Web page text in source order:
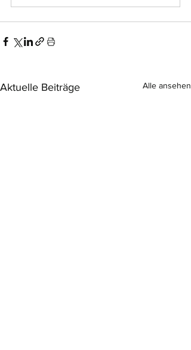
Aktuelle Beiträge Alle ansehen